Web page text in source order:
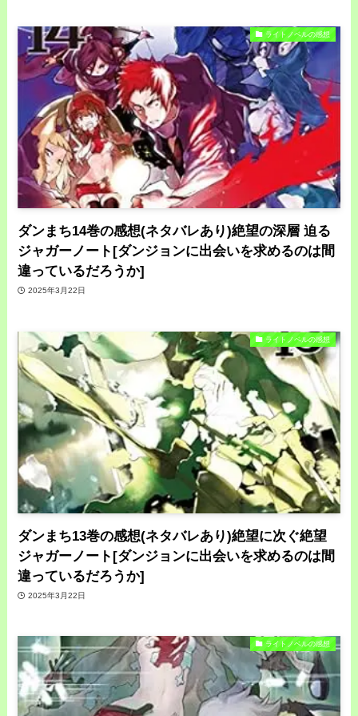
ライトノベルの感想
ダンまち14巻の感想(ネタバレあり)絶望の深層 迫る
ジャガーノート[ダンジョンに出会いを求めるのは間
違っているだろうか]
2025年3月22日
ライトノベルの感想
ダンまち13巻の感想(ネタバレあり)絶望に次ぐ絶望
ジャガーノート[ダンジョンに出会いを求めるのは間
違っているだろうか]
2025年3月22日
ライトノベルの感想